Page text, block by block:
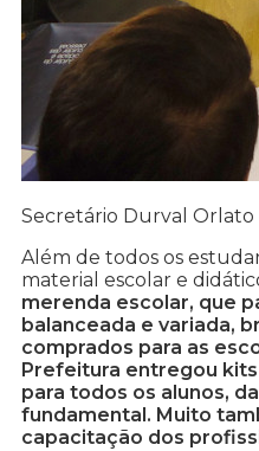
Secretário Durval
Além de todos os
material escolar e
merenda escolar, que
balanceada e variada,
comprados para as
Prefeitura entregou
para todos os alunos,
fundamental. Muito
capacitação dos